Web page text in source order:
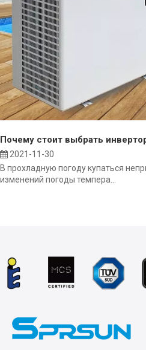
2021-11-30
В прохладную погоду купаться
изменений погоды темпера...